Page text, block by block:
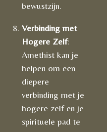
bewustzijn.
Verbinding met
Hogere Zelf:
Amethist kan je
helpen om een
diepere
verbinding met je
hogere zelf en je
spirituele pad te